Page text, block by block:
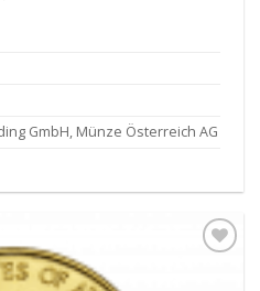
GmbH, Münze Österreich AG